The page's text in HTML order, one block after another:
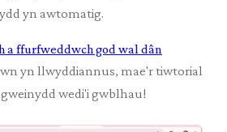
yn awtomatig.
a ffurfweddwch god wal dân
yn llwyddiannus, mae'r tiwtorial
wedi'i gwblhau!